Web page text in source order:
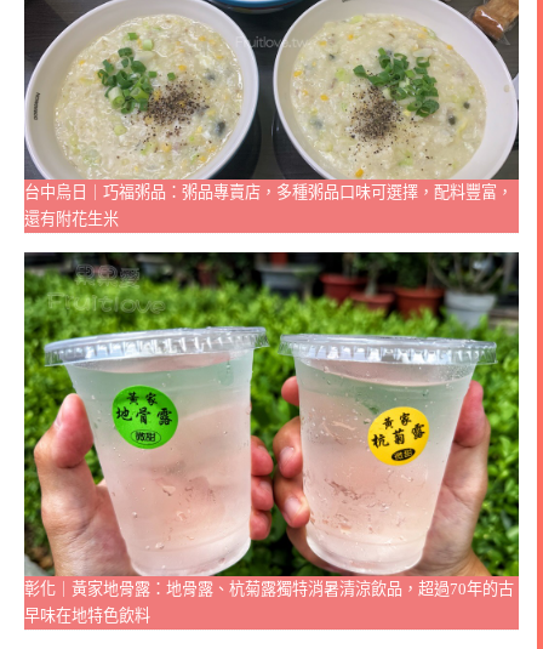
台中烏日｜巧福粥品：粥品專賣店，多種粥品口味可選擇，配料豐富，
還有附花生米
彰化｜黃家地骨露：地骨露、杭菊露獨特消暑清涼飲品，超過70年的古
早味在地特色飲料